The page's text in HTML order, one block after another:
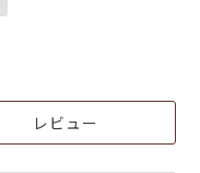
レビュー